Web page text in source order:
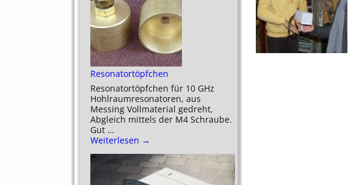
Resonatortöpfchen
Resonatortöpfchen für 10 GHz
Hohlraumresonatoren, aus
Messing Vollmaterial gedreht,
Abgleich mittels der M4 Schraube.
Gut …
Weiterlesen →